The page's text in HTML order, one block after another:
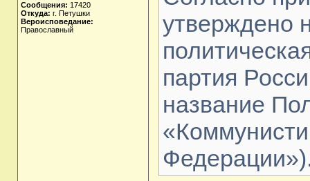
Сообщения: 17420
Откуда: г. Петушки
Вероисповедание:
Православный
утверждено
партия
название